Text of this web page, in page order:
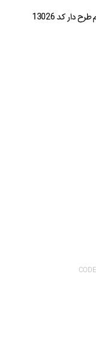
دار کد 13026